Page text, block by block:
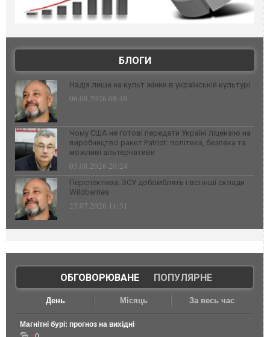
БЛОГИ
Надія лише на культ жінки в українській культурі
06.08.2026 08:49
Чому США не готові передати Україні ліцензію на
виробництво ракет Patriot: політика, безпека та
можливі альтернативи
03.08.2026 20:24
Перспектива: ЗСУ добомблять і всі інші склади
Wildberries
23.07.2026 11:31
ОБГОВОРЮВАНЕ| ПОПУЛЯРНЕ
День Місяць За весь час
Магнітні бурі: прогноз на вихідні